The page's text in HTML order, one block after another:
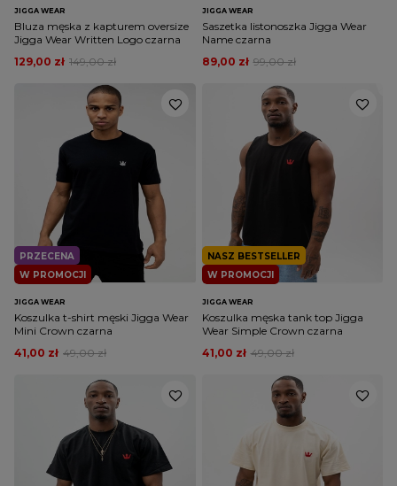
JIGGA WEAR
Bluza męska z kapturem oversize
Jigga Wear Written Logo czarna
149,00 zł
129,00 zł
JIGGA WEAR
Saszetka listonoszka Jigga Wear
Name czarna
99,00 zł
89,00 zł
W PROMOCJI
PRZECENA
JIGGA WEAR
Koszulka t-shirt męski Jigga Wear
Mini Crown czarna
49,00 zł
41,00 zł
W PROMOCJI
NASZ BESTSELLER
JIGGA WEAR
Koszulka męska tank top Jigga
Wear Simple Crown czarna
49,00 zł
41,00 zł